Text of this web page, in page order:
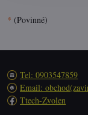
* (Povinné)
Tel: 0903547859
Email:
Ttech-Zvolen